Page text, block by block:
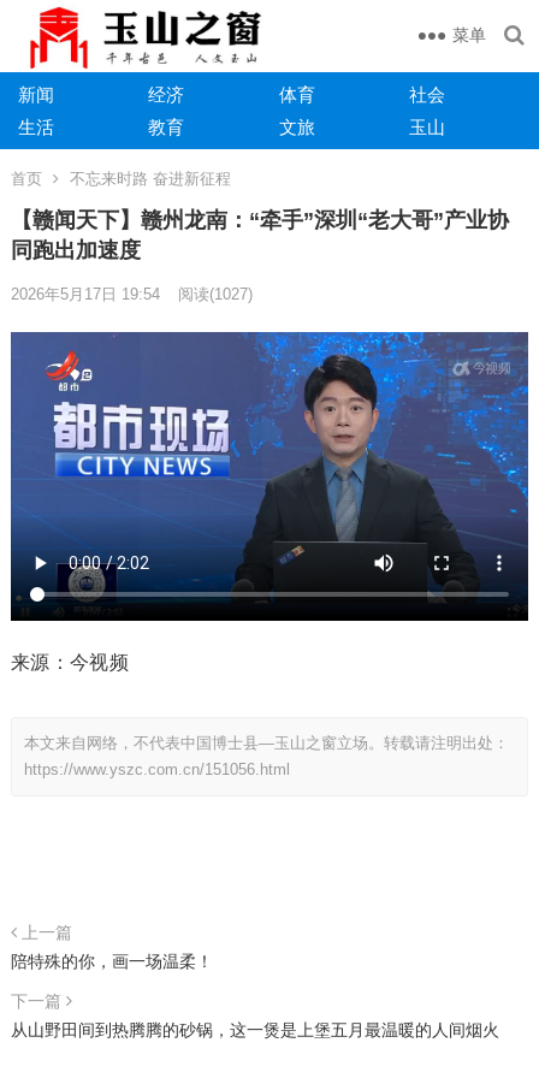
菜单
新闻 经济 体育
社会
生活
教育 文旅 玉山
首页 不忘来时路 奋进新征程
【赣闻天下】赣州龙南：“牵手”深圳“老大哥”产业协
同跑出加速度
2026年5月17日 19:54 阅读(1027)
来源：今视频
本文来自网络，不代表中国博士县—玉山之窗立场。转载请注明出处：
https://www.yszc.com.cn/151056.html
上一篇
陪特殊的你，画一场温柔！
下一篇
从山野田间到热腾腾的砂锅，这一煲是上堡五月最温暖的人间烟火